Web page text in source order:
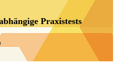
Praxistests